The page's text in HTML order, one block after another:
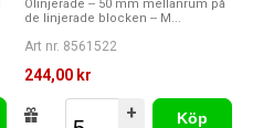
Olinjerade -- 50 mm mellanrum på
de linjerade blocken -- M...
Art nr. 8561522
244,00 kr
+
Köp